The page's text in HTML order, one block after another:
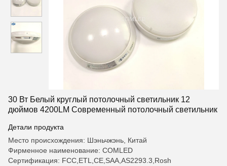
30 Вт Белый круглый потолочный светильник 12
дюймов 4200LM Современный потолочный светильник
Детали продукта
Место происхождения: Шэньчжэнь, Китай
Фирменное наименование: COMLED
Сертификация: FCC,ETL,CE,SAA,AS2293.3,Rosh